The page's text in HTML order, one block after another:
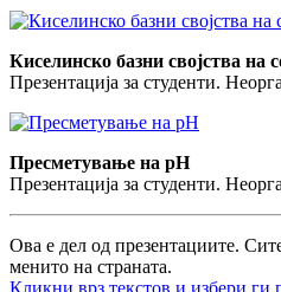
Киселинско базни својства на
Презентација за студенти.
Пресметување на pH
Презентација за студенти.
Ова е дел од презентациите.
менито на страната.
Кликни врз текстов и избери ги